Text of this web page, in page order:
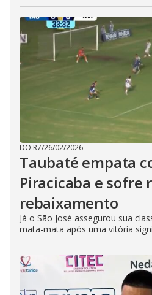
DO R7/26/02/2026
Taubaté empata
Piracicaba e sofre
rebaixamento
Já o São José assegurou sua
mata-mata após uma vitória